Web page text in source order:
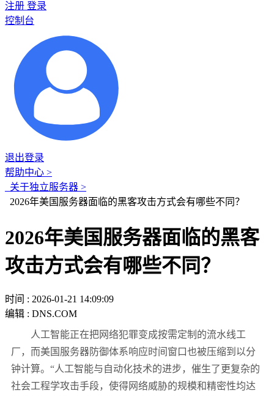
注册 登录
控制台
退出登录
帮助中心 >
关于独立服务器 >
2026年美国服务器面临的黑客攻击方式会有哪些不同？
2026年美国服务器面临的黑客
攻击方式会有哪些不同？
时间 : 2026-01-21 14:09:09
编辑 : DNS.COM
人工智能正在把网络犯罪变成按需定制的流水线工
厂，而美国服务器防御体系响应时间窗口也被压缩到以分
钟计算。“人工智能与自动化技术的进步，催生了更复杂的
社会工程学攻击手段，使得网络威胁的规模和精密性均达